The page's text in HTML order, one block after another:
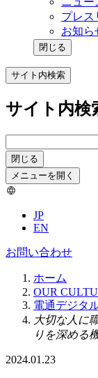
プレス
お知ら
閉じる
サイト内検索
サイト内検
閉じる
メニューを開く
JP
EN
お問い合わせ
ホーム
OUR
電通デジタ
大切な人に
りを深める
2024.01.23